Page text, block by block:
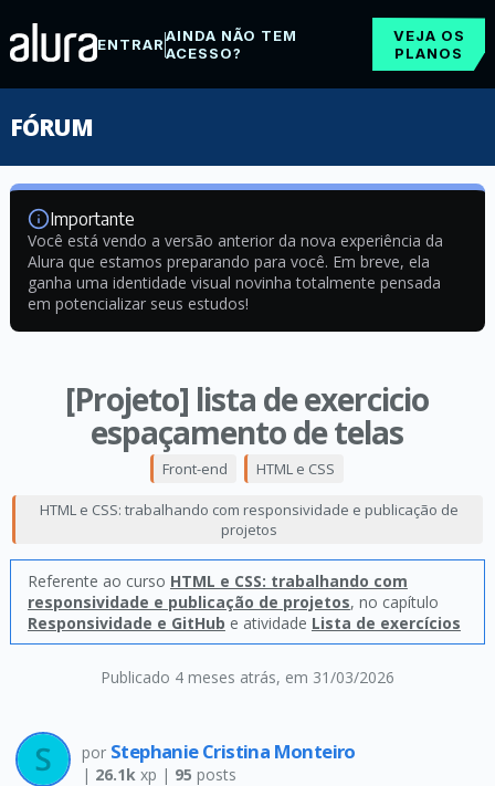
ENTRARAINDA NÃO TEM
ACESSO?
VEJA OS
PLANOS
FÓRUM
Importante
Você está vendo a versão anterior da nova experiência da
Alura que estamos preparando para você. Em breve, ela
ganha uma identidade visual novinha totalmente pensada
em potencializar seus estudos!
[Projeto] lista de exercicio
espaçamento de telas
Publicado 4 meses atrás, em 31/03/2026
Front-end HTML e CSS
HTML e CSS: trabalhando com responsividade e publicação de
projetos
Referente ao curso HTML e CSS: trabalhando com
responsividade e publicação de projetos, no capítulo
Responsividade e GitHub e atividade Lista de exercícios
por Stephanie Cristina Monteiro
| 26.1kxp | 95 posts